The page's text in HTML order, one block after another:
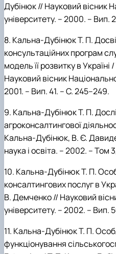
Дубінюк // Науковий вісник
університету. – 2000. – Вип.
8. Кальна-ДубінюкТ. П.
консультаційних програм
модель її розвитку в Україні /
Науковий вісник
2001. – Вип. 41. –С. 245–249.
9. Кальна-ДубінюкТ. П.
агро­консалтинго­вої
Кальна-Дубінюк, В.Є.
наука і освіта. – 2002. – Том
10. Кальна-ДубінюкТ. П.
консалтингових послуг в
В. Демченко // Науковий
університету. – 2002. – Вип.
11. Кальна-ДубінюкТ. П.
функціонування